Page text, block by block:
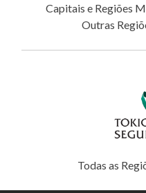
Capitais e Regiões
Outras
Todas as